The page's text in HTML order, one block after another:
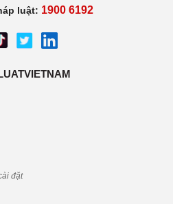
luật: 1900 6192
đặt